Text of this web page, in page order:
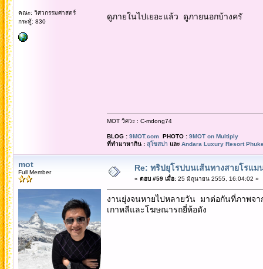
คณะ: วิศวกรรมศาสตร์
กระทู้: 830
ดูภายในไปเยอะแล้ว ดูภายนอกบ้างครั
MOT วิศวะ : C-mdong74
BLOG : 9MOT.comPHOTO : 9MOT on Multiply
ที่ทำมาหากิน : สุโขสปา และ Andara Luxury Resort
mot
Full Member Re: ทริปยุโรปบนเส้นทางสายโรแม
« ตอบ #59 เมื่อ:25 มิถุนายน 2555, 16:04:02 »
งานยุ่งจนหายไปหลายวัน มาต่อกันที่ภาพจ
เกาหลีและโฆษณารถยี่ห้อดัง